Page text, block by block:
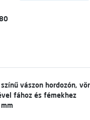
vászon hordozón,
fához és fémekhez